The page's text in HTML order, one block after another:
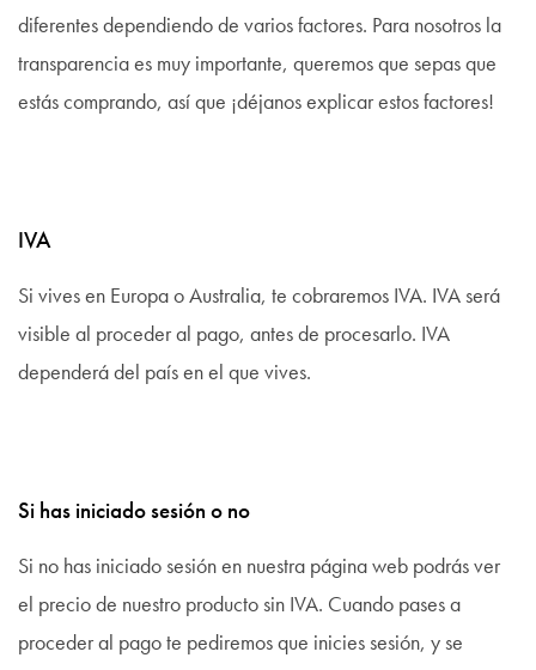
diferentes dependiendo de varios factores. Para nosotros la
transparencia es muy importante, queremos que sepas que
estás comprando, así que ¡déjanos explicar estos factores!
IVA
Si vives en Europa o Australia, te cobraremos IVA. IVA será
visible al proceder al pago, antes de procesarlo. IVA
dependerá del país en el que vives.
Si has iniciado sesión o no
Si no has iniciado sesión en nuestra página web podrás ver
el precio de nuestro producto sin IVA. Cuando pases a
proceder al pago te pediremos que inicies sesión, y se